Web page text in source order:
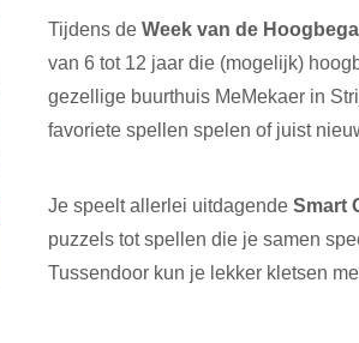
Tijdens deWeek van de
van 6 tot 12 jaar die (mogelijk)
gezellige buurthuis MeMekaer in
favoriete spellen spelen of juist
Je speelt allerlei uitdagendeSmart
puzzels tot spellen die je samen
Tussendoor kun je lekker kletsen